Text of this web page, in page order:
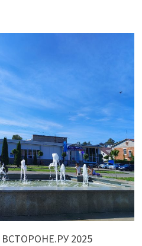
ВСТОРОНЕ.РУ 2025